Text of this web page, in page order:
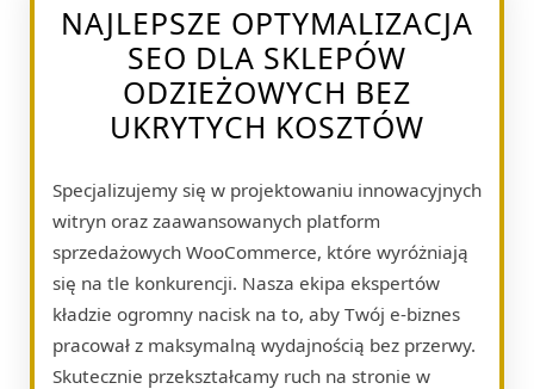
NAJLEPSZE OPTYMALIZACJA
SEO DLA SKLEPÓW
ODZIEŻOWYCH BEZ
UKRYTYCH KOSZTÓW
Specjalizujemy się w projektowaniu innowacyjnych
witryn oraz zaawansowanych platform
sprzedażowych WooCommerce, które wyróżniają
się na tle konkurencji. Nasza ekipa ekspertów
kładzie ogromny nacisk na to, aby Twój e-biznes
pracował z maksymalną wydajnością bez przerwy.
Skutecznie przekształcamy ruch na stronie w